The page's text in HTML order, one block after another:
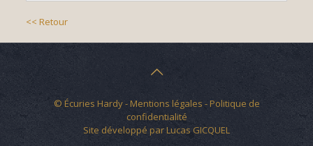
<< Retour
© Écuries Hardy -Mentions légales - Politique de
confidentialité
Site développé parLucas GICQUEL